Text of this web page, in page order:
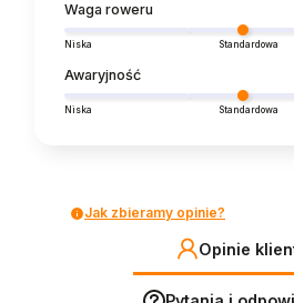
Waga roweru
Niska Standardowa
Awaryjność
Niska Standardowa
Jak zbieramy opinie?
Opinie